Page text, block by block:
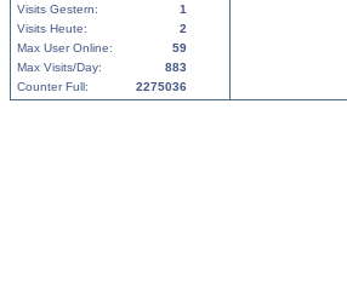
Visits Gestern:
1
Visits Heute:
2
Max User Online:
59
Max Visits/Day:
883
Counter Full:
2275036